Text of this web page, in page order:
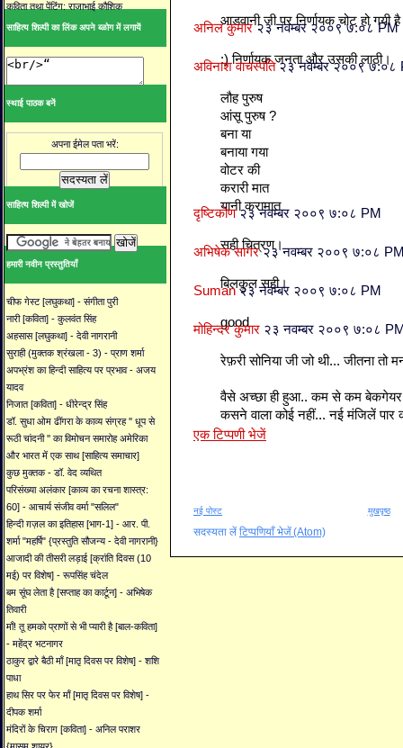
कविता तथा पेंटिंग: राजाभाई कौशिक
साहित्य शिल्पी का लिंक अपने ब्ळोग में लगायें
स्थाई पाठक बनें
अपना ईमेल पता भरें:
साहित्य शिल्पी में खोजें
हमारी नवीन प्रस्तुतियाँ
चीफ गेस्ट [लघुकथा] - संगीता पुरी
नारी [कविता] - कुलवंत सिंह
अहसास [लघुकथा] - देवी नागरानी
सुराही (मुक्तक श्रंखला - 3) - प्राण शर्मा
अपभ्रंश का हिन्दी साहित्य पर प्रभाव - अजय
यादव
निजात [कविता] - धीरेन्द्र सिंह
डॉ. सुधा ओम ढींगरा के काव्य संग्रह '' धूप से
रूठी चांदनी '' का विमोचन समारोह अमेरिका
और भारत में एक साथ [साहित्य समाचार]
कुछ मुक्तक - डॉ. वेद व्यथित
परिसंख्या अलंकार [काव्य का रचना शास्त्र:
60] - आचार्य संजीव वर्मा "सलिल"
हिन्दी ग़ज़ल का इतिहास [भाग-1] - आर. पी.
शर्मा "महर्षि" {प्रस्तुति सौजन्य - देवी नागरानी}
आजादी की तीसरी लड़ाई [क्रांति दिवस (10
मई) पर विशेष] - रूपसिंह चंदेल
बम सूंघ लेता है [सप्ताह का कार्टून] - अभिषेक
तिवारी
माँ! तू हमको प्राणों से भी प्यारी है [बाल-कविता]
- महेंद्र भटनागर
ठाकुर द्वारे बैठी माँ [मातृ दिवस पर विशेष] - शशि
पाधा
हाथ सिर पर फेर माँ [मातृ दिवस पर विशेष] -
दीपक शर्मा
मंदिरों के चिराग [कविता] - अनिल पराशर
आडवानी जी पर निर्णायक चोट हो गयी
अनिल कुमार २३ नवम्बर २००९ ७:०८ PM
:) निर्णायक जनता और उसकी लाठी।
अविनाश वाचस्पति २३ नवम्बर २००९ ७:०८
लौह पुरुष
आंसू पुरुष ?
बना या
बनाया गया
वोटर की
करारी मात
यानी करामात
दृष्टिकोण २३ नवम्बर २००९ ७:०८ PM
सही चित्रण।
अभिषेक सागर २३ नवम्बर २००९ ७:०८
बिलकुल सही।
Suman २३ नवम्बर २००९ ७:०८ PM
good
मोहिन्दर कुमार २३ नवम्बर २००९ ७:०८
रेफ़री सोनिया जी जो थी... जीतना तो
वैसे अच्छा ही हुआ.. कम से कम बेकगेयर
कसने वाला कोई नहीं... नई मंजिलें
एक टिप्पणी भेजें
नई पोस्ट मुखपृष्ठ
सदस्यता लें टिप्पणियाँ भेजें (Atom)